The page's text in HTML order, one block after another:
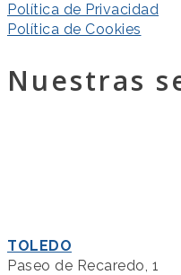
Política de Privacidad
Política de Cookies
Nuestras
TOLEDO
Paseo de Recaredo, 1